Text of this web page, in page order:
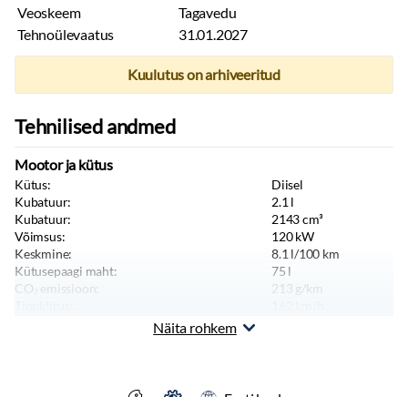
Veoskeem
Tagavedu
Tehnoülevaatus
31.01.2027
Kuulutus on arhiveeritud
Tehnilised andmed
Mootor ja kütus
Kütus:
Diisel
Kubatuur:
2.1 l
Kubatuur:
2143cm³
Võimsus:
120kW
Keskmine:
8.1 l/100 km
Kütusepaagi maht:
75 l
CO₂ emissioon:
213 g/km
Näita rohkem